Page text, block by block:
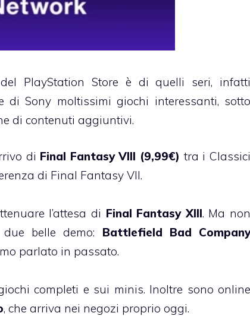
del PlayStation Store è di quelli seri, infatti
Sony moltissimi giochi interessanti, sotto
di contenuti aggiuntivi.
di Final Fantasy VIII (9,99€) tra i
di Final Fantasy VII.
l’attesa di Final Fantasy XIII. Ma
belle demo: Battlefield Bad
parlato in passato.
completi e sui minis. Inoltre sono online
, che arriva nei negozi proprio oggi.